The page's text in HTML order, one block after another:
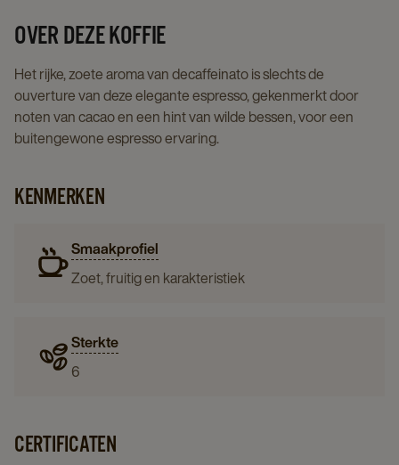
OVER DEZE KOFFIE
Het rijke, zoete aroma van decaffeinato is slechts de
ouverture van deze elegante espresso, gekenmerkt door
noten van cacao en een hint van wilde bessen, voor een
buitengewone espresso ervaring.
KENMERKEN
Smaakprofiel
Zoet, fruitig en karakteristiek
Sterkte
6
CERTIFICATEN